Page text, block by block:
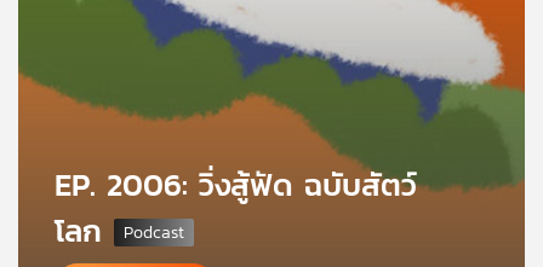
กิจกรรม
เกี่ยวEP. 2006: วิ่งสู้ฟัด ฉบับสัตว์
โลก